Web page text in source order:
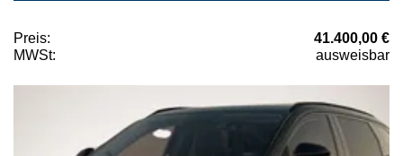
Preis:
41.400,00 €
MWSt:
ausweisbar